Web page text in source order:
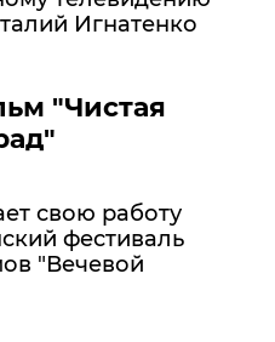
Игнатенко
"Чистая
свою работу
фестиваль
"Вечевой